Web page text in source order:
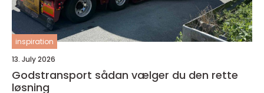
inspiration
13. July 2026
Godstransport sådan vælger du den rette
løsning